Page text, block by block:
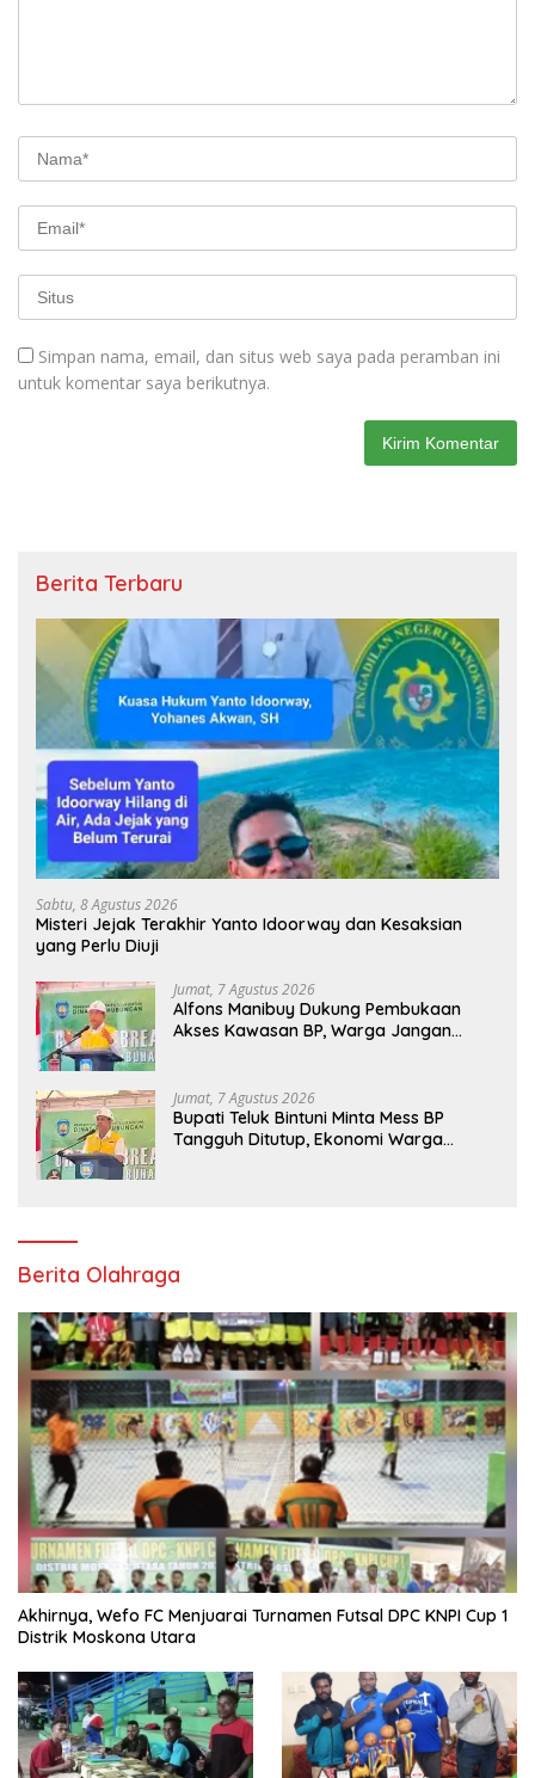
Simpan nama, email, dan situs web saya pada peramban ini
untuk komentar saya berikutnya.
Berita Terbaru
Sabtu, 8 Agustus 2026
Misteri Jejak Terakhir Yanto Idoorway dan Kesaksian
yang Perlu Diuji
Jumat, 7 Agustus 2026
Alfons Manibuy Dukung Pembukaan
Akses Kawasan BP, Warga Jangan
Jumat, 7 Agustus 2026
Bupati Teluk Bintuni Minta Mess BP
Tangguh Ditutup, Ekonomi Warga
Berita Olahraga
Akhirnya, Wefo FC Menjuarai Turnamen Futsal DPC KNPI Cup 1
Distrik Moskona Utara